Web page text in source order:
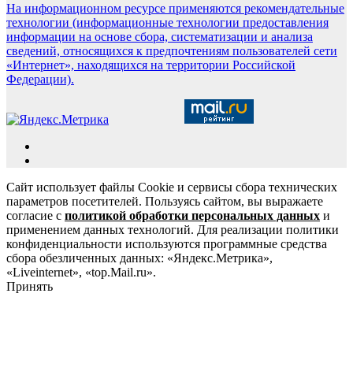
На информационном ресурсе применяются рекомендательные
технологии (информационные технологии предоставления
информации на основе сбора, систематизации и анализа
сведений, относящихся к предпочтениям пользователей сети
«Интернет», находящихся на территории Российской
Федерации).
Сайт использует файлы Cookie и сервисы сбора технических
параметров посетителей. Пользуясь сайтом, вы выражаете
согласие с политикой обработки персональных данных и
применением данных технологий. Для реализации политики
конфиденциальности используются программные средства
сбора обезличенных данных: «Яндекс.Метрика»,
«Liveinternet», «top.Mail.ru».
Принять